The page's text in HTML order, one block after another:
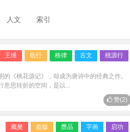
人文 索引
王维 歌行 格律 古文 桃源行
《桃花源记》，却成为唐诗中的经典之作。
意思转折的空间，是以...
赞(2)
藏獒 盗版 赝品 字画 启功